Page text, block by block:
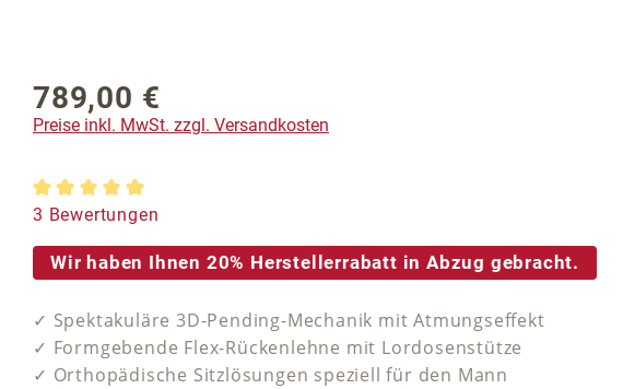
Regulärer Preis:
789,00 €
Preise inkl. MwSt. zzgl. Versandkosten
Durchschnittliche Bewertung von 5 von 5 Sternen
3 Bewertungen
Wir haben Ihnen 20% Herstellerrabatt in Abzug gebracht.
✓ Spektakuläre 3D-Pending-Mechanik mit Atmungseffekt
✓ Formgebende Flex-Rückenlehne mit Lordosenstütze
✓ Orthopädische Sitzlösungen speziell für den Mann